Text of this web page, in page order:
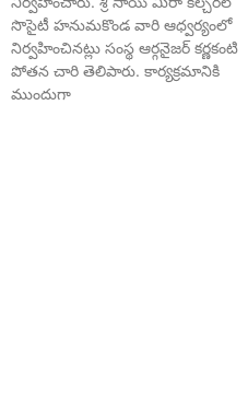
సొసైటీ హనుమకొండ వారి ఆధ్వర్యంలో
నిర్వహించినట్లు సంస్థ ఆర్గనైజర్ కర్ణకంటి
పోతన చారి తెలిపారు. కార్యక్రమానికి
ముందుగా